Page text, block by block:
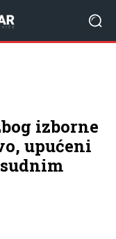
izborne
upućeni